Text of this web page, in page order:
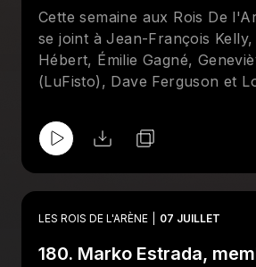
l'aveugle des meilleurs
temps. Abonnez-vous sur
Spotify et suivez la page
De l'Arène!
Cette semaine aux Rois De
se joint à Jean-François
Hébert, Émilie Gagné,
(LuFisto), Dave Ferguson et
Mystery Wrestling et de la All
qui se tiendront à la fin du
LES ROIS DE L'ARÈNE 07 JUILLET
180. Marko Estrada,